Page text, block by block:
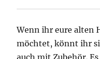
Wenn ihr eure alten
möchtet, könnt ihr